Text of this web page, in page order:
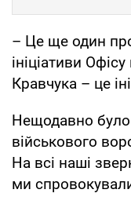
– Це ще один
ініціативи
Кравчука – це
Нещодавно
військового
На всі наші
ми